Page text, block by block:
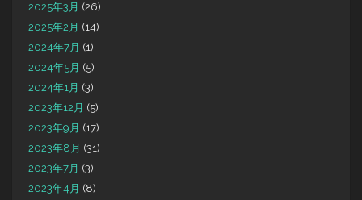
2025年3月 (26)
2025年2月 (14)
2024年7月 (1)
2024年5月 (5)
2024年1月 (3)
2023年12月 (5)
2023年9月 (17)
2023年8月 (31)
2023年7月 (3)
2023年4月 (8)